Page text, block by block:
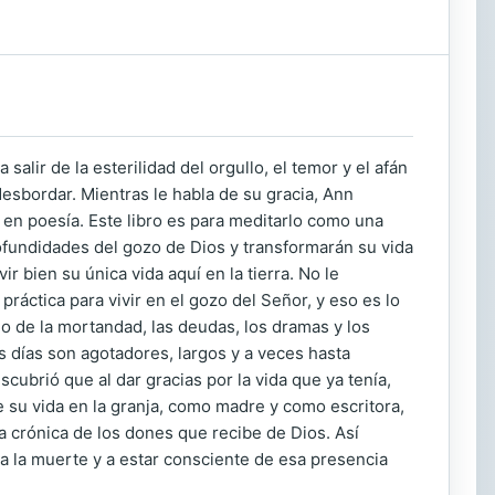
salir de la esterilidad del orgullo, el temor y el afán
Mientras le habla de su gracia, Ann
poesía. Este libro es para meditarlo como una
del gozo de Dios y transformarán su vida
bien su única vida aquí en la tierra. No le
para vivir en el gozo del Señor, y eso es lo
de la mortandad, las deudas, los dramas y los
son agotadores, largos y a veces hasta
que al dar gracias por la vida que ya tenía,
vida en la granja, como madre y como escritora,
de los dones que recibe de Dios. Así
la muerte y a estar consciente de esa presencia